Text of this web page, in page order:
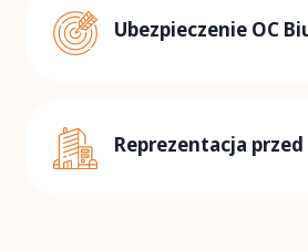
Ubezpieczenie OC
Reprezentacja przed